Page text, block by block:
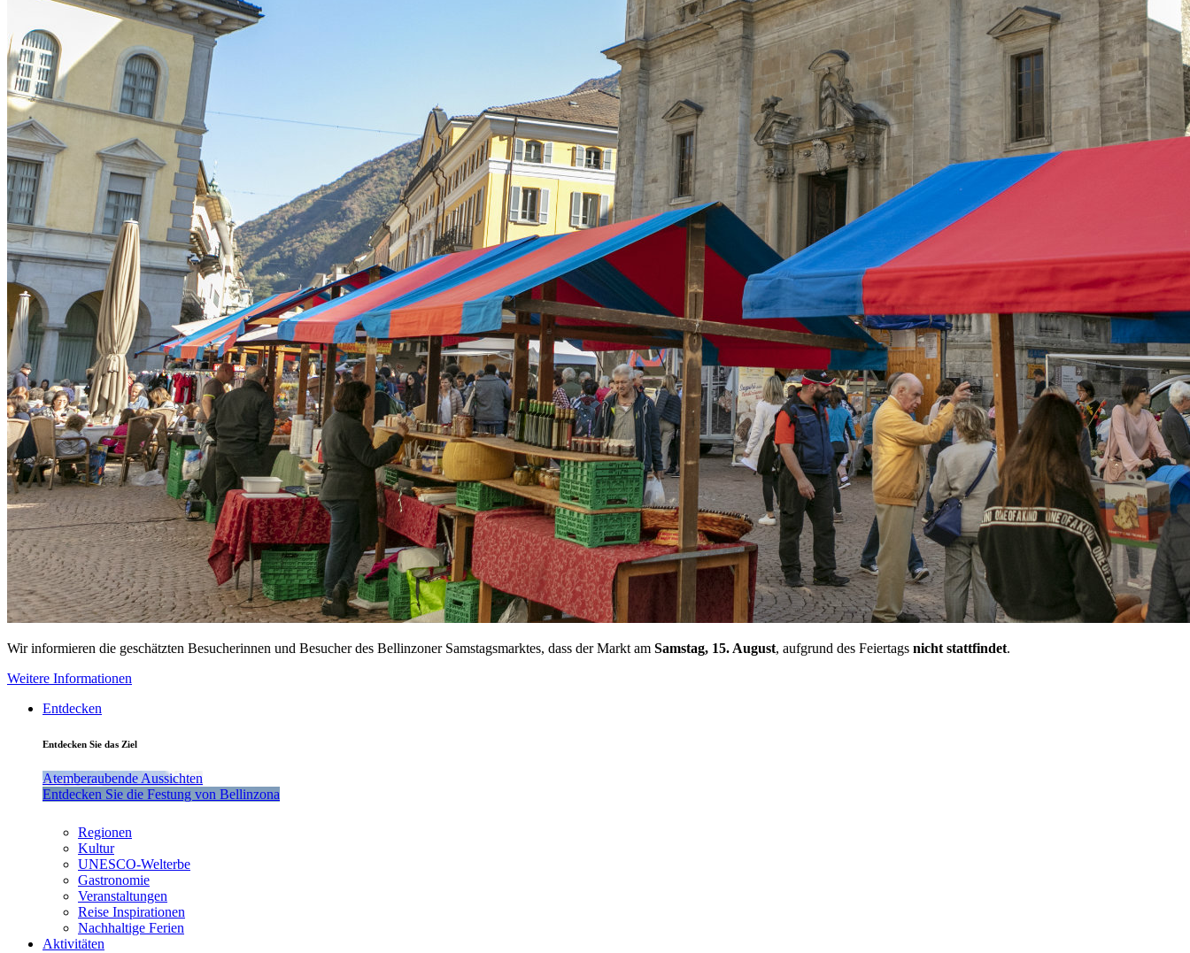
Wir informieren die geschätzten Besucherinnen und Besucher des Bellinzoner Samstagsmarktes, dass der Markt am Samstag, 15. August, aufgrund des Feiertags nicht stattfindet.
Weitere Informationen
Entdecken
Entdecken Sie das Ziel
Atemberaubende Aussichten
Entdecken Sie die Festung von Bellinzona
Regionen
Kultur
UNESCO-Welterbe
Gastronomie
Veranstaltungen
Reise Inspirationen
Nachhaltige Ferien
Aktivitäten